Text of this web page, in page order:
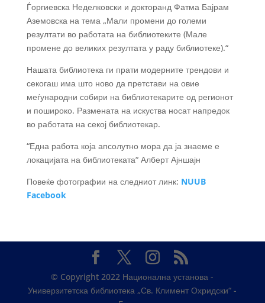
Ѓоргиевска Неделковски и докторанд Фатма Бајрам
Аземовска на тема „Мали промени до големи
резултати во работата на библиотеките (Мале
промене до великих резултата у раду библиотеке).“
Нашата библиотека ги прати модерните трендови и
секогаш има што ново да претстави на овие
меѓународни собири на библиотекарите од регионот
и пошироко. Размената на искуства носат напредок
во работата на секој библиотекар.
“Една работа која апсолутно мора да ја знаеме е
локацијата на библиотеката“ Алберт Ајншајн
Повеќе фотографии на следниот линк: NUUB
Facebook
© Copyright 2022 Национална установа -
Универзитетска библиотека „Св. Климент Охридски“ -